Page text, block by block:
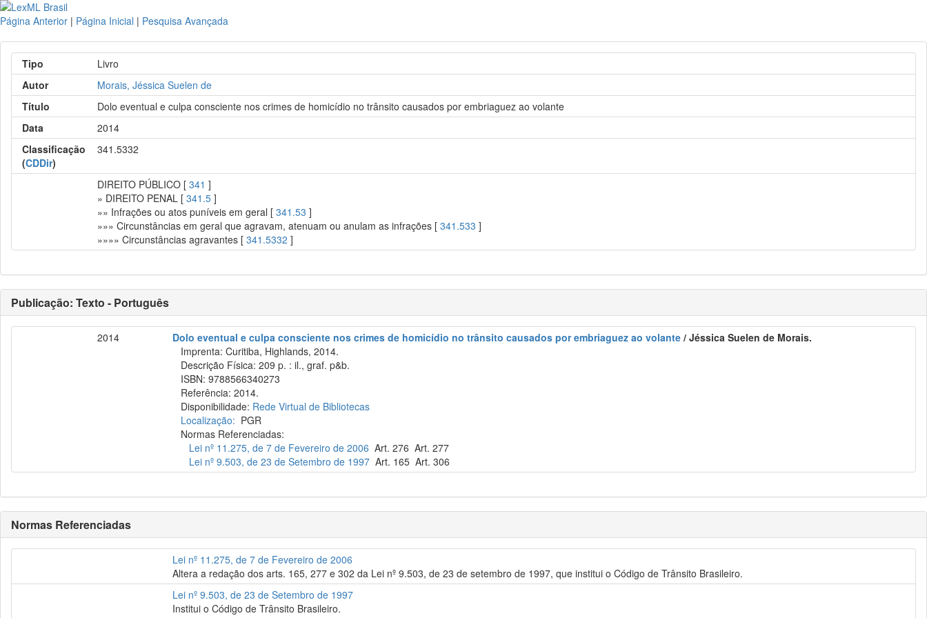
Página Anterior | Página Inicial | Pesquisa Avançada
Tipo
Livro
Autor
Morais, Jéssica Suelen de
Título
Dolo eventual e culpa consciente nos crimes de homicídio no trânsito causados por embriaguez ao volante
Data
2014
Classificação
(CDDir)
341.5332
DIREITO PÚBLICO [341 ]
» DIREITO PENAL [341.5 ]
»» Infrações ou atos puníveis em geral [341.53 ]
»»» Circunstâncias em geral que agravam, atenuam ou anulam as infrações [341.533 ]
»»»» Circunstâncias agravantes [341.5332 ]
Publicação: Texto - Português
2014 Dolo eventual e culpa consciente nos crimes de homicídio no trânsito causados por embriaguez ao volante / Jéssica Suelen de Morais.
Imprenta: Curitiba, Highlands, 2014.
Descrição Física: 209 p. : il., graf. p&b.
ISBN: 9788566340273
Referência: 2014.
Disponibilidade: Rede Virtual de Bibliotecas
Localização: PGR
Normas Referenciadas:
Lei nº 11.275, de 7 de Fevereiro de 2006 Art. 276 Art. 277
Lei nº 9.503, de 23 de Setembro de 1997 Art. 165 Art. 306
Normas Referenciadas
Lei nº 11.275, de 7 de Fevereiro de 2006
Altera a redação dos arts. 165, 277 e 302 da Lei nº 9.503, de 23 de setembro de 1997, que institui o Código de Trânsito Brasileiro.
Lei nº 9.503, de 23 de Setembro de 1997
Institui o Código de Trânsito Brasileiro.